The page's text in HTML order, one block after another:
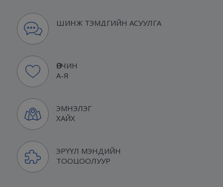
ШИНЖ ТЭМДГИЙН АСУУЛГА
ӨВЧИН
А-Я
ЭМНЭЛЭГ
ХАЙХ
ЭРҮҮЛ МЭНДИЙН
ТООЦООЛУУР